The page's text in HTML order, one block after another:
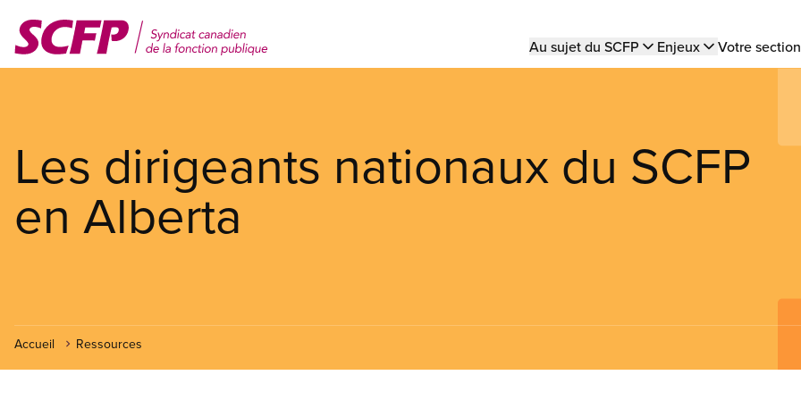
contenu
Main
Au sujet du SCFP Enjeux Votre
Les dirigeants nationaux du SCFP
en Alberta
Accueil Ressources